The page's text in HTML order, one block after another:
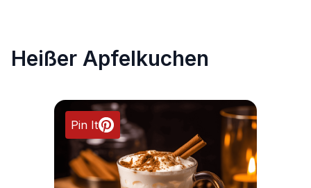
Heißer Apfelkuchen
Pin It